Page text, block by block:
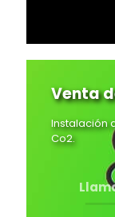
Venta
Instalación
Co2.